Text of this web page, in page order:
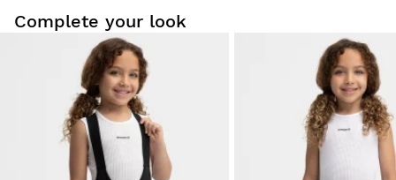
집에서 편안하게 저희 제품을 입어보세요. 배송일로부터 30일 이
내에 반품하실 수 있습니다.
사용자 계정에서 주문하신 상품을 쉽고 빠르게 반품하실 수 있습
원래 결제 수단으로 환불해 드립니다. $9.95부터
Complete your look